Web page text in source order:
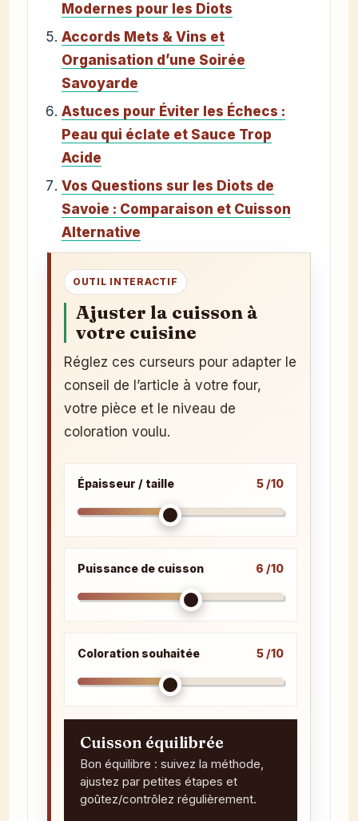
Modernes pour les Diots
Accords Mets & Vins et
Organisation d’une Soirée
Savoyarde
Astuces pour Éviter les Échecs :
Peau qui éclate et Sauce Trop
Acide
Vos Questions sur les Diots de
Savoie : Comparaison et Cuisson
Alternative
OUTIL INTERACTIF
Ajuster la cuisson à
votre cuisine
Réglez ces curseurs pour adapter le
conseil de l’article à votre four,
votre pièce et le niveau de
coloration voulu.
Épaisseur / taille 5 /10
Puissance de cuisson 6 /10
Coloration souhaitée 5 /10
Cuisson équilibrée
Bon équilibre : suivez la méthode,
ajustez par petites étapes et
goûtez/contrôlez régulièrement.